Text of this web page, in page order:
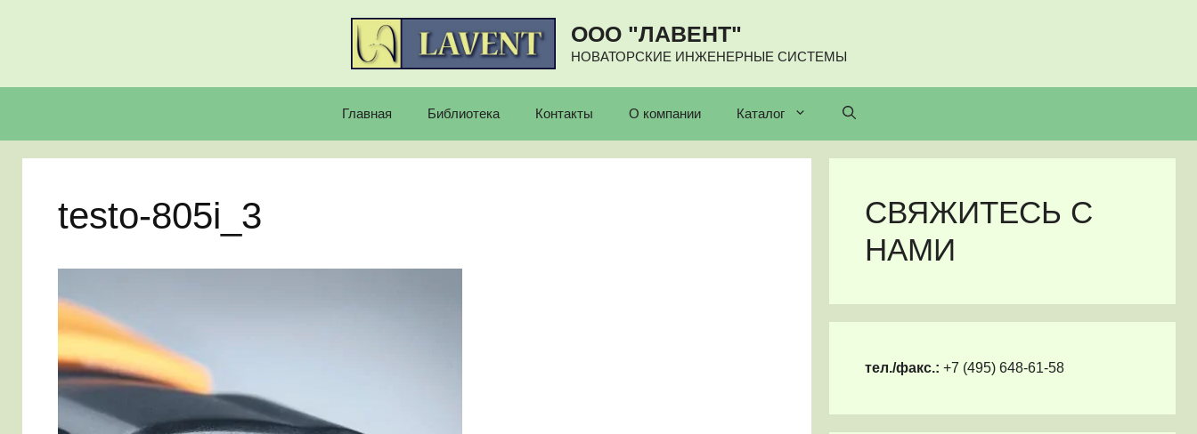
ООО "ЛАВЕНТ"
НОВАТОРСКИЕ ИНЖЕНЕРНЫЕ СИСТЕМЫ
Главная Библиотека Контакты О компании Каталог
testo-805i_3
СВЯЖИТЕСЬ С
НАМИ
тел./факс.: +7 (495) 648-61-58